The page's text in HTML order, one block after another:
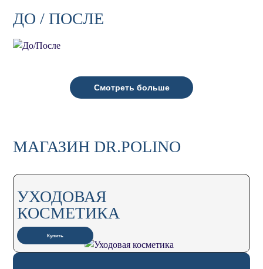
ДО / ПОСЛЕ
Смотреть больше
МАГАЗИН DR.POLINO
УХОДОВАЯ
КОСМЕТИКА
Купить